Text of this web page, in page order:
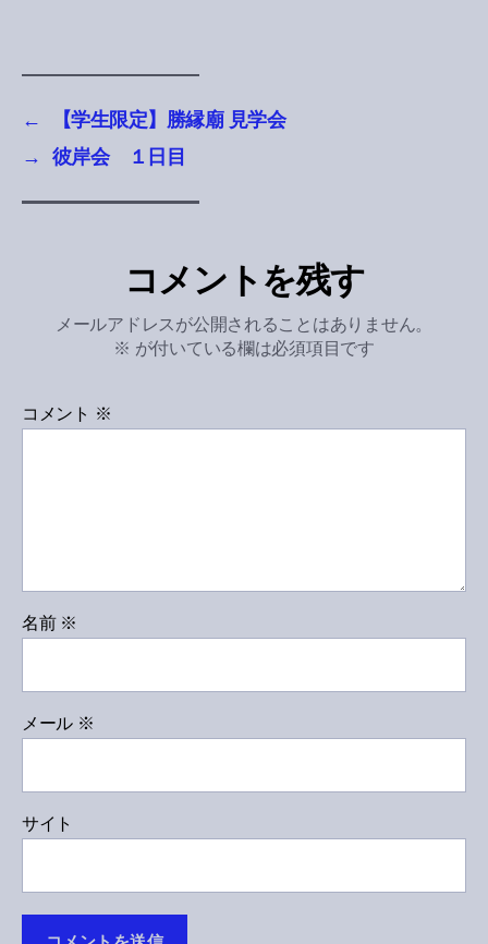
←
【学生限定】勝縁廟 見学会
→
彼岸会 １日目
コメントを残す
メールアドレスが公開されることはありません。
※ が付いている欄は必須項目です
コメント ※
名前 ※
メール ※
サイト